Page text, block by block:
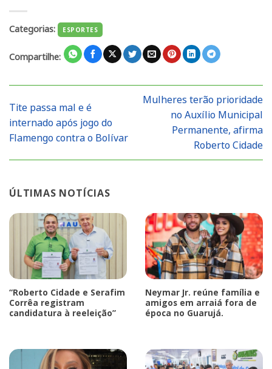
Categorias: ESPORTES
Compartilhe:
Tite passa mal e é
internado após jogo do
Flamengo contra o Bolívar
Mulheres terão prioridade
no Auxílio Municipal
Permanente, afirma
Roberto Cidade
ÚLTIMAS NOTÍCIAS
“Roberto Cidade e Serafim
Corrêa registram
candidatura à reeleição”
Neymar Jr. reúne família e
amigos em arraiá fora de
época no Guarujá.